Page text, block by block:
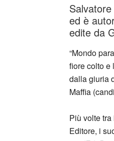
ed è
edite da
“Mondo
fiore colto e
dalla giuria
Maffia
Più volte
Editore, i